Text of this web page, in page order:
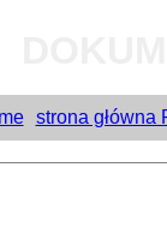
strona główna